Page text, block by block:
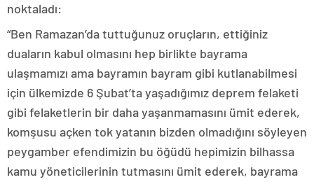
noktaladı:
“Ben Ramazan’da tuttuğunuz oruçların, ettiğiniz
duaların kabul olmasını hep birlikte bayrama
ulaşmamızı ama bayramın bayram gibi kutlanabilmesi
için ülkemizde 6 Şubat’ta yaşadığımız deprem felaketi
gibi felaketlerin bir daha yaşanmamasını ümit ederek,
komşusu açken tok yatanın bizden olmadığını söyleyen
peygamber efendimizin bu öğüdü hepimizin bilhassa
kamu yöneticilerinin tutmasını ümit ederek, bayrama